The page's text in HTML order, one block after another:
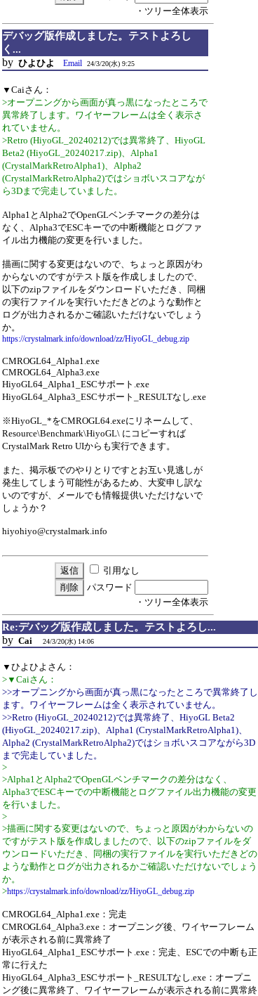
・ツリー全体表示
デバッグ版作成しました。テストよろし
く...
by ひよひよ Email 24/3/20(水) 9:25
▼Caiさん：
>オープニングから画面が真っ黒になったところで
異常終了します。ワイヤーフレームは全く表示さ
れていません。
>Retro (HiyoGL_20240212)では異常終了、HiyoGL
Beta2 (HiyoGL_20240217.zip)、Alpha1
(CrystalMarkRetroAlpha1)、Alpha2
(CrystalMarkRetroAlpha2)ではショボいスコアなが
ら3Dまで完走していました。
Alpha1とAlpha2でOpenGLベンチマークの差分は
なく、Alpha3でESCキーでの中断機能とログファ
イル出力機能の変更を行いました。
描画に関する変更はないので、ちょっと原因がわ
からないのですがテスト版を作成しましたので、
以下のzipファイルをダウンロードいただき、同梱
の実行ファイルを実行いただきどのような動作と
ログが出力されるかご確認いただけないでしょう
か。
https://crystalmark.info/download/zz/HiyoGL_debug.zip
CMROGL64_Alpha1.exe
CMROGL64_Alpha3.exe
HiyoGL64_Alpha1_ESCサポート.exe
HiyoGL64_Alpha3_ESCサポート_RESULTなし.exe
※HiyoGL_*をCMROGL64.exeにリネームして、
Resource\Benchmark\HiyoGL\ にコピーすれば
CrystalMark Retro UIからも実行できます。
また、掲示板でのやりとりですとお互い見逃しが
発生してしまう可能性があるため、大変申し訳な
いのですが、メールでも情報提供いただけないで
しょうか？
hiyohiyo@crystalmark.info
引用なし
パスワード
・ツリー全体表示
Re:デバッグ版作成しました。テストよろし...
by Cai 24/3/20(水) 14:06
▼ひよひよさん：
>▼Caiさん：
>>オープニングから画面が真っ黒になったところで異常終了し
ます。ワイヤーフレームは全く表示されていません。
>>Retro (HiyoGL_20240212)では異常終了、HiyoGL Beta2
(HiyoGL_20240217.zip)、Alpha1 (CrystalMarkRetroAlpha1)、
Alpha2 (CrystalMarkRetroAlpha2)ではショボいスコアながら3D
まで完走していました。
>
>Alpha1とAlpha2でOpenGLベンチマークの差分はなく、
Alpha3でESCキーでの中断機能とログファイル出力機能の変更
を行いました。
>
>描画に関する変更はないので、ちょっと原因がわからないの
ですがテスト版を作成しましたので、以下のzipファイルをダ
ウンロードいただき、同梱の実行ファイルを実行いただきどの
ような動作とログが出力されるかご確認いただけないでしょう
か。
>https://crystalmark.info/download/zz/HiyoGL_debug.zip
CMROGL64_Alpha1.exe：完走
CMROGL64_Alpha3.exe：オープニング後、ワイヤーフレーム
が表示される前に異常終了
HiyoGL64_Alpha1_ESCサポート.exe：完走、ESCでの中断も正
常に行えた
HiyoGL64_Alpha3_ESCサポート_RESULTなし.exe：オープニ
ング後に異常終了、ワイヤーフレームが表示される前に異常終